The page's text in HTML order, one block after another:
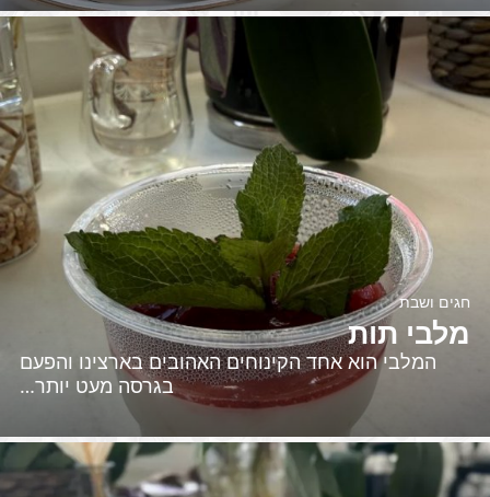
מלבי תות
חגים ושבת
המלבי הוא אחד הקינוחים האהובים בארצינו והפעם
בגרסה מעט יותר…